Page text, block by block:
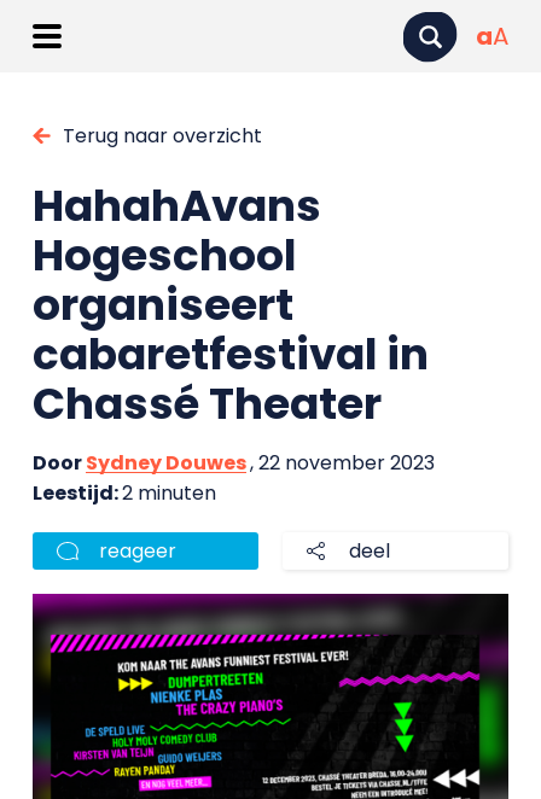
aA
Terug naar overzicht
HahahAvans
Hogeschool
organiseert
cabaretfestival in
Chassé Theater
DoorSydney Douwes, 22 november 2023
Leestijd:2 minuten
reageer deel